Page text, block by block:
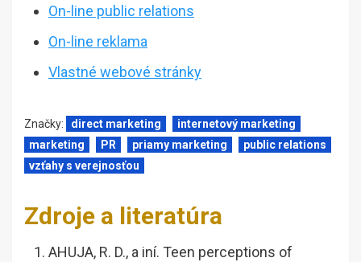
On-line public relations
On-line reklama
Vlastné webové stránky
Značky: direct marketing
internetový marketing
marketing
PR priamy marketing
public relations
vzťahy s verejnosťou
Zdroje a literatúra
AHUJA, R. D., a iní. Teen perceptions of